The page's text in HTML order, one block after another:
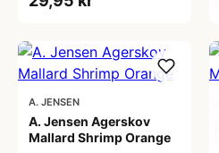
A. JENSEN
A. Jensen Agerskov
Mallard Shrimp Orange